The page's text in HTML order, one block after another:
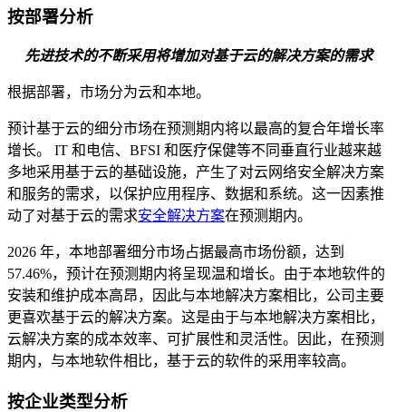
按部署分析
先进技术的不断采用将增加对基于云的解决方案的需求
根据部署，市场分为云和本地。
预计基于云的细分市场在预测期内将以最高的复合年增长率
增长。 IT 和电信、BFSI 和医疗保健等不同垂直行业越来越
多地采用基于云的基础设施，产生了对云网络安全解决方案
和服务的需求，以保护应用程序、数据和系统。这一因素推
动了对基于云的需求安全解决方案在预测期内。
2026 年，本地部署细分市场占据最高市场份额，达到
57.46%，预计在预测期内将呈现温和增长。由于本地软件的
安装和维护成本高昂，因此与本地解决方案相比，公司主要
更喜欢基于云的解决方案。这是由于与本地解决方案相比，
云解决方案的成本效率、可扩展性和灵活性。因此，在预测
期内，与本地软件相比，基于云的软件的采用率较高。
按企业类型分析